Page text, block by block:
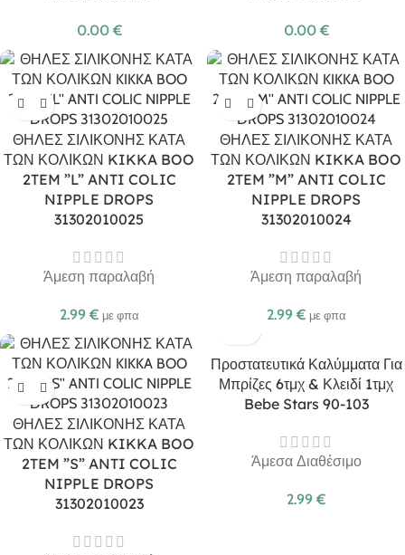
0.00 € 0.00 €
ΘΗΛΕΣ ΣΙΛΙΚΟΝΗΣ ΚΑΤΑ
ΤΩΝ ΚΟΛΙΚΩΝ KIKKA BOO
2TEM ”L” ANTI COLIC
NIPPLE DROPS
31302010025
Άμεση παραλαβή
2.99 € με φπα
ΘΗΛΕΣ ΣΙΛΙΚΟΝΗΣ ΚΑΤΑ
ΤΩΝ ΚΟΛΙΚΩΝ KIKKA BOO
2TEM ”M” ANTI COLIC
NIPPLE DROPS
31302010024
Άμεση παραλαβή
2.99 € με φπα
ΘΗΛΕΣ ΣΙΛΙΚΟΝΗΣ ΚΑΤΑ
ΤΩΝ ΚΟΛΙΚΩΝ KIKKA BOO
2TEM ”S” ANTI COLIC
NIPPLE DROPS
31302010023
Προστατευτικά Καλύμματα Για
Μπρίζες 6τμχ & Κλειδί 1τμχ
Bebe Stars 90-103
Άμεσα Διαθέσιμο
2.99 €